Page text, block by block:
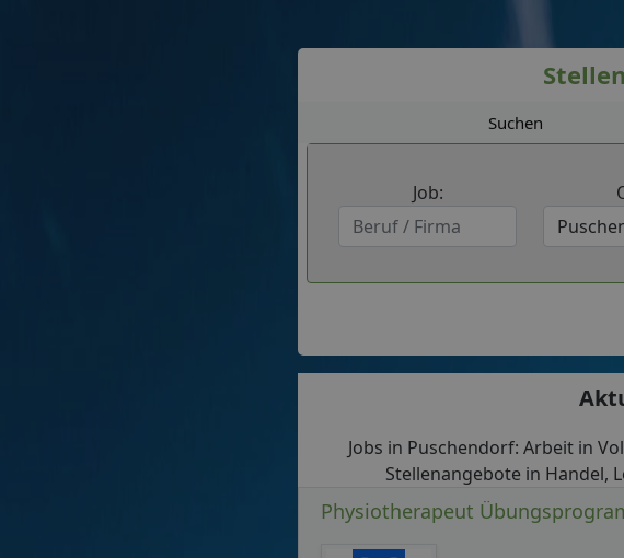
Suchen
Job:
Jobs in Puschendorf: Arbeit in
Stellenangebote in Handel,
Physiotherapeut